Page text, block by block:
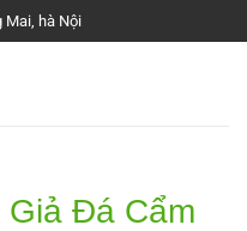
Mai, hà Nội
Đá Cẩm